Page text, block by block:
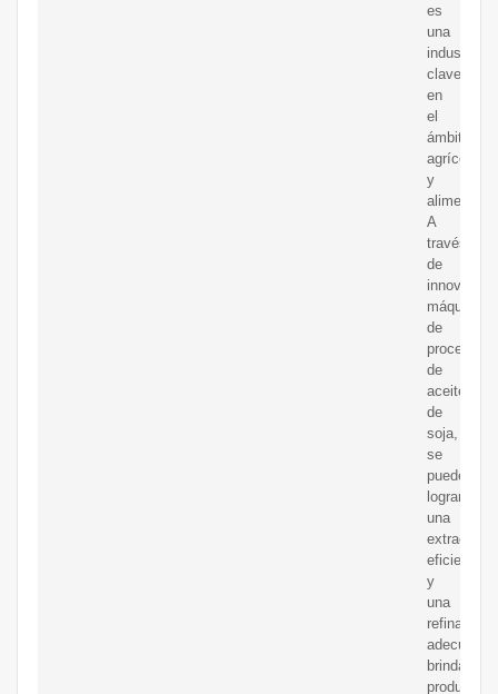
es
una
industria
clave
en
el
ámbito
agrícola
y
A
través
de
máquinas
de
de
aceite
de
soja,
se
puede
lograr
una
extracción
eficiente
y
una
refinación
adecuada,
brindando
productos